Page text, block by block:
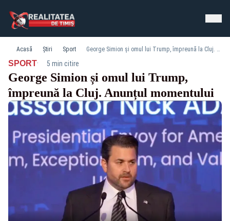
Acasă Știri Sport George Simion și omul lui Trump, împreună la Cluj. Anunțul momentului
SPORT· 5 min citire
George Simion și omul lui Trump,
împreună la Cluj. Anunțul momentului